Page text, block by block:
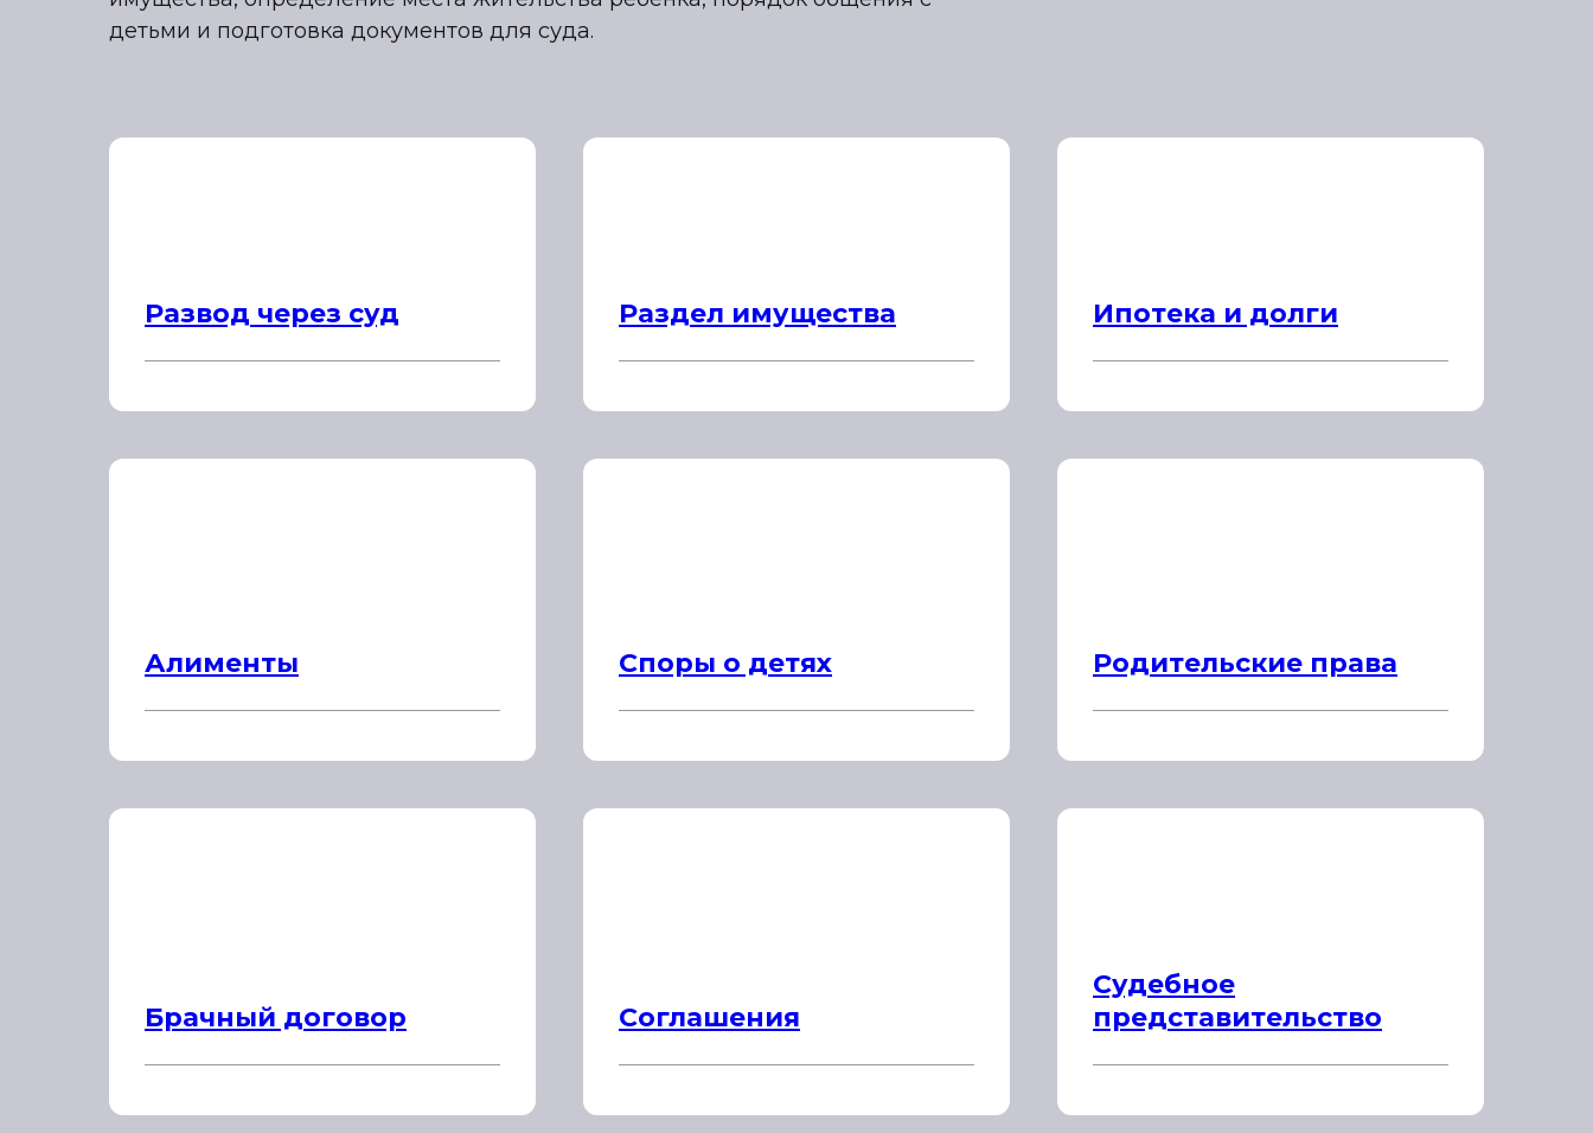
детьми и подготовка документов для суда.
Развод через суд Раздел имущества Ипотека и долги
Алименты Споры о детях Родительские права
Брачный договор Соглашения
Судебное
представительство